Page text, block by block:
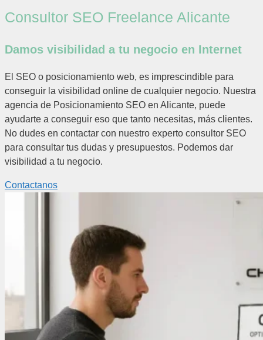
Consultor SEO Freelance Alicante
Damos visibilidad a tu negocio en Internet
El SEO o posicionamiento web, es imprescindible para
conseguir la visibilidad online de cualquier negocio. Nuestra
agencia de Posicionamiento SEO en Alicante, puede
ayudarte a conseguir eso que tanto necesitas, más clientes.
No dudes en contactar con nuestro experto consultor SEO
para consultar tus dudas y presupuestos. Podemos dar
visibilidad a tu negocio.
Contactanos